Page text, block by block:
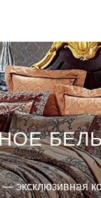
эксклюзивная